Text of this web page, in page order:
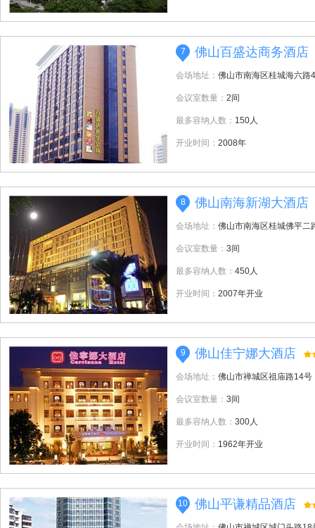
7 佛山百盛达商务酒店
会场地址： 佛山市南海区桂城海六路
会议室数量： 2间
最多容纳人数： 150人
开业时间： 2008年
8 佛山南海新湖大酒店
会场地址： 佛山市南海区桂城佛平二
会议室数量： 3间
最多容纳人数： 450人
开业时间： 2007年开业
9 佛山佳宁娜大酒店
会场地址： 佛山市禅城区祖庙路14号
会议室数量： 3间
最多容纳人数： 300人
开业时间： 1962年开业
10 佛山平谦精品酒店